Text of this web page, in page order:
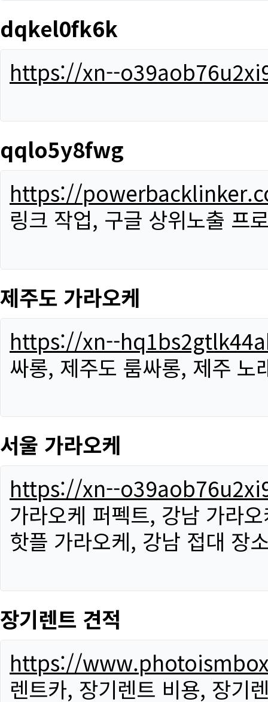
dqkel0fk6k
https://xn--
qqlo5y8fwg
https://
링크 작업, 구글 상위노출 프
제주도 가라오케
https://xn--
싸롱, 제주도 룸싸롱, 제주 노
서울 가라오케
https://xn--
가라오케 퍼펙트, 강남 가라
핫플 가라오케, 강남 접대 장
장기렌트 견적
https://
렌트카, 장기렌트 비용, 장기